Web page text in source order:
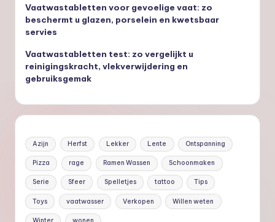
Vaatwastabletten voor gevoelige vaat: zo
beschermt u glazen, porselein en kwetsbaar
servies
Vaatwastabletten test: zo vergelijkt u
reinigingskracht, vlekverwijdering en
gebruiksgemak
Azijn Herfst Lekker Lente Ontspanning
Pizza rage Ramen Wassen Schoonmaken
Serie Sfeer Spelletjes tattoo Tips
Toys vaatwasser Verkopen Willen weten